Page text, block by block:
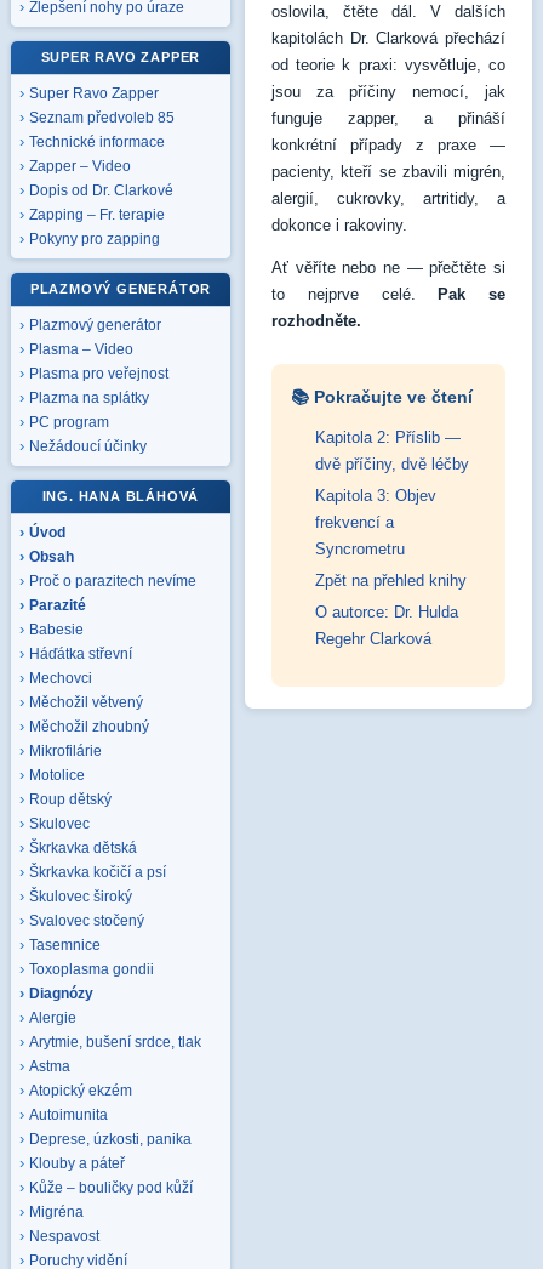
Zlepšení nohy po úraze
SUPER RAVO ZAPPER
Super Ravo Zapper
Seznam předvoleb 85
Technické informace
Zapper – Video
Dopis od Dr. Clarkové
Zapping – Fr. terapie
Pokyny pro zapping
PLAZMOVÝ GENERÁTOR
Plazmový generátor
Plasma – Video
Plasma pro veřejnost
Plazma na splátky
PC program
Nežádoucí účinky
ING. HANA BLÁHOVÁ
Úvod
Obsah
Proč o parazitech nevíme
Parazité
Babesie
Háďátka střevní
Mechovci
Měchožil větvený
Měchožil zhoubný
Mikrofilárie
Motolice
Roup dětský
Skulovec
Škrkavka dětská
Škrkavka kočičí a psí
Škulovec široký
Svalovec stočený
Tasemnice
Toxoplasma gondii
Diagnózy
Alergie
Arytmie, bušení srdce, tlak
Astma
Atopický ekzém
Autoimunita
Deprese, úzkosti, panika
Klouby a páteř
Kůže – bouličky pod kůží
Migréna
Nespavost
Poruchy vidění
oslovila, čtěte dál. V dalších
kapitolách Dr. Clarková přechází
od teorie k praxi: vysvětluje, co
jsou za příčiny nemocí, jak
funguje zapper, a přináší
konkrétní případy z praxe —
pacienty, kteří se zbavili migrén,
alergií, cukrovky, artritidy, a
dokonce i rakoviny.
Ať věříte nebo ne — přečtěte si
to nejprve celé.
Pak se
rozhodněte.
📚 Pokračujte ve čtení
Kapitola 2: Příslib —
dvě příčiny, dvě léčby
Kapitola 3: Objev
frekvencí a
Syncrometru
Zpět na přehled knihy
O autorce: Dr. Hulda
Regehr Clarková